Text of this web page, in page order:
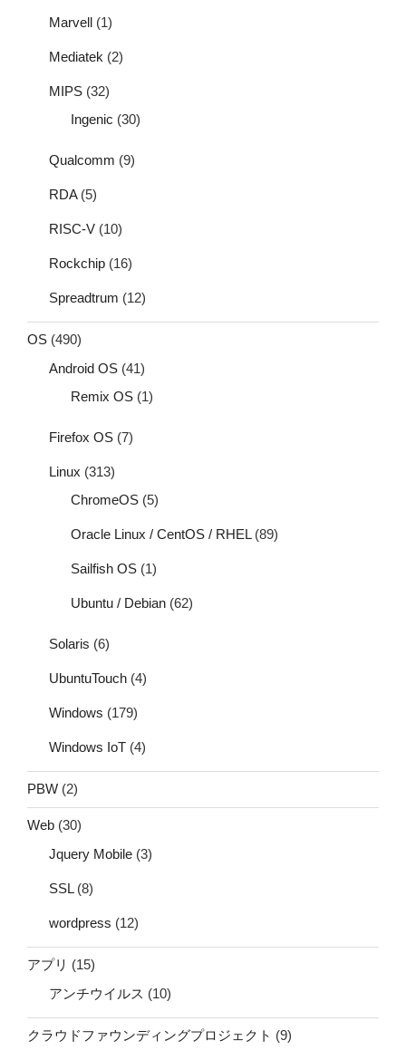
Marvell (1)
Mediatek (2)
MIPS (32)
Ingenic (30)
Qualcomm (9)
RDA(5)
RISC-V (10)
Rockchip (16)
Spreadtrum (12)
OS (490)
Android OS (41)
Remix OS (1)
Firefox OS (7)
Linux (313)
ChromeOS (5)
Oracle Linux / CentOS / RHEL(89)
Sailfish OS (1)
Ubuntu / Debian (62)
Solaris (6)
UbuntuTouch (4)
Windows (179)
Windows IoT (4)
PBW (2)
Web (30)
Jquery Mobile (3)
SSL(8)
wordpress (12)
アプリ (15)
アンチウイルス (10)
クラウドファウンディングプロジェクト (9)